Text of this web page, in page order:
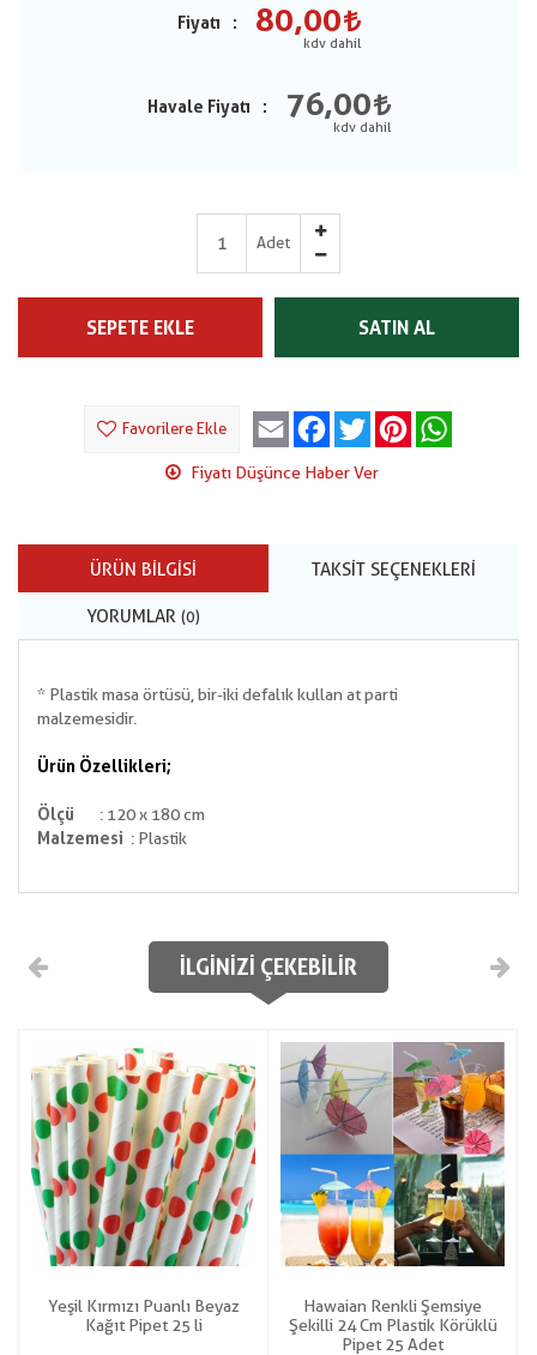
Fiyatı 80,00
Havale Fiyatı 76,00
Adet
SEPETE EKLE SATIN AL
Favorilere Ekle Email Facebook
Twitter Pinterest
Fiyatı Düşünce Haber Ver
ÜRÜN BILGISI TAKSIT SEÇENEKLERI
YORUMLAR (0)
* Plastik masa örtüsü, bir-iki defalık kullan at parti
malzemesidir.
Ürün Özellikleri;
Ölçü
: 120 x 180 cm
Malzemesi : Plastik
İLGINIZI ÇEKEBILIR
Yeşil Kırmızı Puanlı Beyaz
Kağıt Pipet 25 li
Hawaian Renkli Şemsiye
Şekilli 24 Cm Plastik Körüklü
Pipet 25 Adet